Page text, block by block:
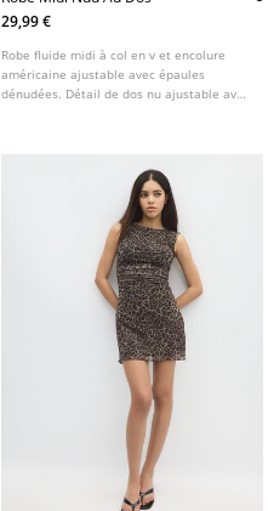
29,99 €
Robe fluide midi à col en v et encolure
américaine ajustable avec épaules
dénudées. Détail de dos nu ajustable avec